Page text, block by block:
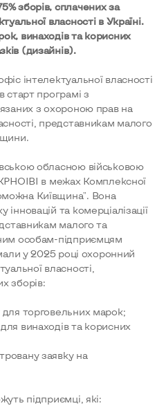
зборів, сплачених за
власності в Україні.
винаходів та корисних
(дизайнів).
інтелектуальної власності
старт програмі з
з охороною прав на
представникам малого
обласною військовою
в межах Комплексної
Київщина". Вона
та комерціалізації
малого та
особам-підприємцям
у 2025 році охоронний
власності,
зборів:
для торговельних марок;
винаходів та корисних
заявку на
підприємці, які: